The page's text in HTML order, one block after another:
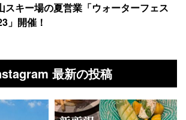
スキー場の夏営業「ウォーターフェス
」開催！
最新の投稿